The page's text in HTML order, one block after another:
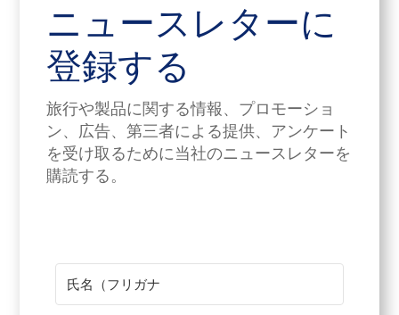
ニュースレターに
登録する
旅行や製品に関する情報、プロモーショ
ン、広告、第三者による提供、アンケート
を受け取るために当社のニュースレターを
購読する。